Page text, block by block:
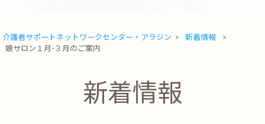
介護者サポートネットワークセンター・アラジン > 新着情報
>
娘サロン１月-３月のご案内
新着情報